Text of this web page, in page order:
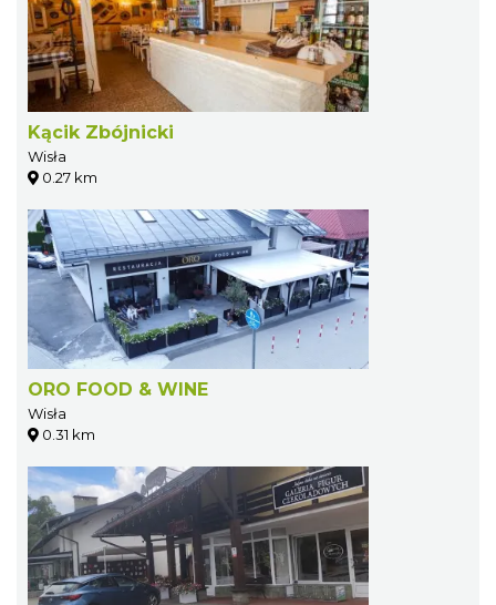
Kącik Zbójnicki
Wisła
0.27 km
ORO FOOD & WINE
Wisła
0.31 km